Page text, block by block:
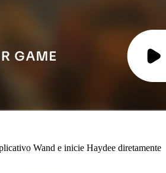
Wand e inicie Haydee diretamente